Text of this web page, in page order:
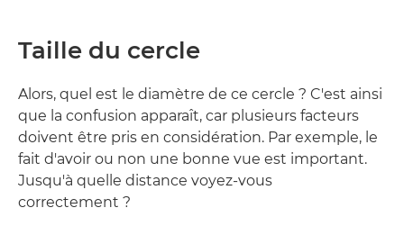
Taille du cercle
Alors, quel est le diamètre de ce cercle ? C'est ainsi
que la confusion apparaît, car plusieurs facteurs
doivent être pris en considération. Par exemple, le
fait d'avoir ou non une bonne vue est important.
Jusqu'à quelle distance voyez-vous
correctement ?